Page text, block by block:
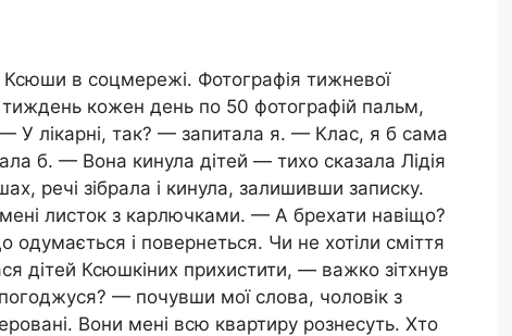
в соцмережі. Фотографія тижневої
тиждень кожен день по 50 фотографій пальм,
— У лікарні, так? — запитала я. — Клас, я б сама
б. — Вона кинула дітей — тихо сказала Лідія
речі зібрала і кинула, залишивши записку.
листок з карлючками. — А брехати навіщо?
і повернеться. Чи не хотіли сміття
дітей Ксюшкіних прихистити, — важко зітхнув
— почувши мої слова, чоловік з
Вони мені всю квартиру рознесуть. Хто